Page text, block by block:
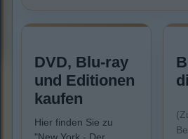
DVD, Blu-ray
und Editionen
kaufen
Hier finden Sie zu